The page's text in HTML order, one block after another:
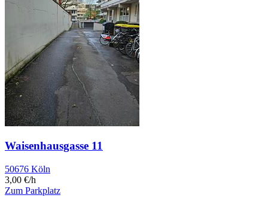
Waisenhausgasse 11
50676 Köln
3,00 €/h
Zum Parkplatz